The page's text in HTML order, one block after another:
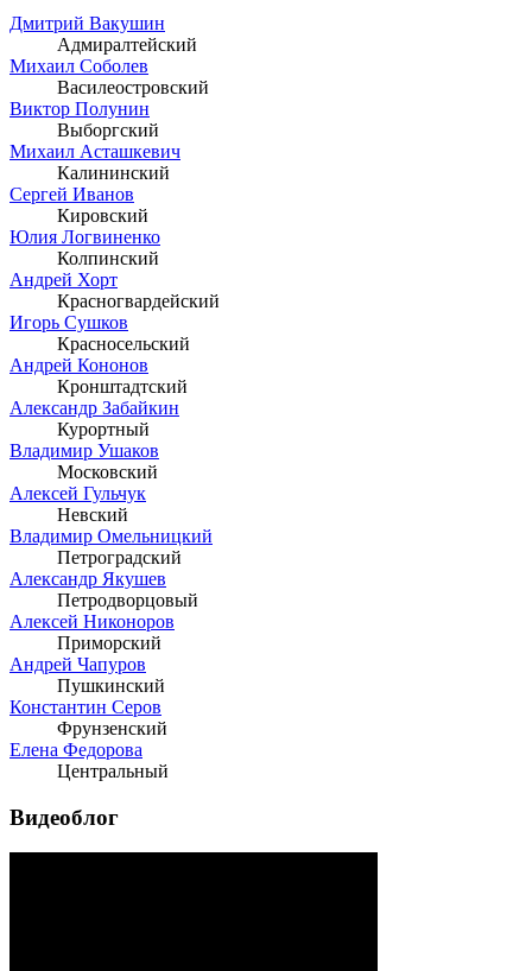
Дмитрий Вакушин
Адмиралтейский
Михаил Соболев
Василеостровский
Виктор Полунин
Выборгский
Михаил Асташкевич
Калининский
Сергей Иванов
Кировский
Юлия Логвиненко
Колпинский
Андрей Хорт
Красногвардейский
Игорь Сушков
Красносельский
Андрей Кононов
Кронштадтский
Александр Забайкин
Курортный
Владимир Ушаков
Московский
Алексей Гульчук
Невский
Владимир Омельницкий
Петроградский
Александр Якушев
Петродворцовый
Алексей Никоноров
Приморский
Андрей Чапуров
Пушкинский
Константин Серов
Фрунзенский
Елена Федорова
Центральный
Видеоблог